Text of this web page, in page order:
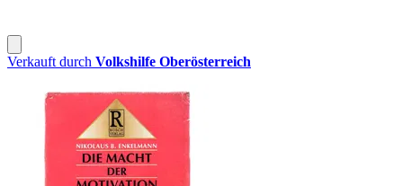
Verkauft durch Volkshilfe Oberösterreich